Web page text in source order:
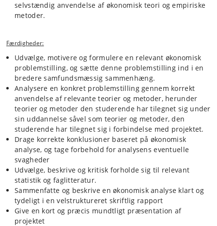
selvstændig anvendelse af økonomisk teori og empiriske
metoder.
Færdigheder:
Udvælge, motivere og formulere en relevant økonomisk
problemstilling, og sætte denne problemstilling ind i en
bredere samfundsmæssig sammenhæng.
Analysere en konkret problemstilling gennem korrekt
anvendelse af relevante teorier og metoder, herunder
teorier og metoder den studerende har tilegnet sig under
sin uddannelse såvel som teorier og metoder, den
studerende har tilegnet sig i forbindelse med projektet.
Drage korrekte konklusioner baseret på økonomisk
analyse, og tage forbehold for analysens eventuelle
svagheder
Udvælge, beskrive og kritisk forholde sig til relevant
statistik og faglitteratur.
Sammenfatte og beskrive en økonomisk analyse klart og
tydeligt i en velstruktureret skriftlig rapport
Give en kort og præcis mundtligt præsentation af
projektet